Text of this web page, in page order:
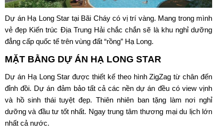
Dự án Hạ Long Star tại Bãi Cháy có vị trí vàng. Mang trong mình
vẻ đẹp Kiến trúc Địa Trung Hải chắc chắn sẽ là khu nghỉ dưỡng
đẳng cấp quốc tế trên vùng đất “rồng” Hạ Long.
MẶT BẰNG DỰ ÁN HẠ LONG STAR
Dự án Hạ Long Star được thiết kế theo hình ZigZag từ chân đến
đỉnh đồi. Dự án đảm bảo tất cả các nền dự án đều có view vịnh
và hồ sinh thái tuyệt đẹp. Thiên nhiên ban tặng làm nơi nghỉ
dưỡng và đầu tư tốt nhất. Ngay trung tâm thương mại du lịch lớn
nhất cả nước.